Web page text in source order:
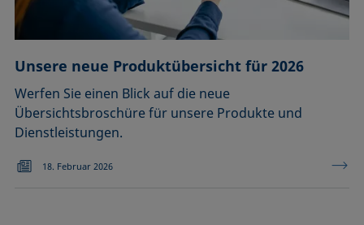
Unsere neue Produktübersicht für 2026
Werfen Sie einen Blick auf die neue
Übersichtsbroschüre für unsere Produkte und
Dienstleistungen.
18. Februar 2026